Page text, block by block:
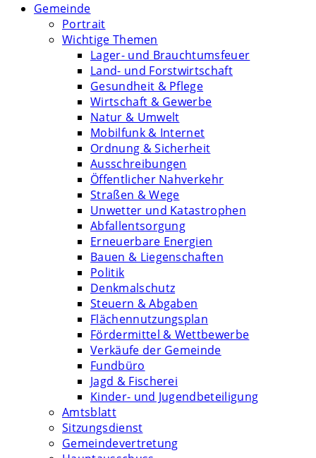
Gemeinde
Portrait
Wichtige Themen
Lager- und Brauchtumsfeuer
Land- und Forstwirtschaft
Gesundheit & Pflege
Wirtschaft & Gewerbe
Natur & Umwelt
Mobilfunk & Internet
Ordnung & Sicherheit
Ausschreibungen
Öffentlicher Nahverkehr
Straßen & Wege
Unwetter und Katastrophen
Abfallentsorgung
Erneuerbare Energien
Bauen & Liegenschaften
Politik
Denkmalschutz
Steuern & Abgaben
Flächennutzungsplan
Fördermittel & Wettbewerbe
Verkäufe der Gemeinde
Fundbüro
Jagd & Fischerei
Kinder- und Jugendbeteiligung
Amtsblatt
Sitzungsdienst
Gemeindevertretung